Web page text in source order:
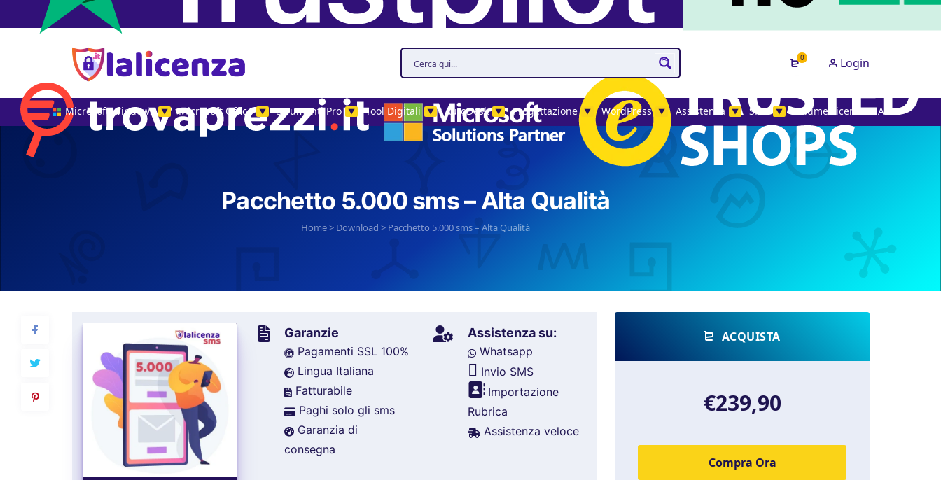
0 Login
Microsoft Windows ▼ Microsoft Office ▼ Strumenti Pro ▼ Tool Digitali ▼ AutoDesk ▼ Progettazione ▼ WordPress ▼ Assistenza ▼ SMS ▼ Volume License MAK
Pacchetto 5.000 sms – Alta Qualità
Home> Download > Pacchetto 5.000 sms – Alta Qualità
Garanzie
Pagamenti SSL 100%
Lingua Italiana
Fatturabile
Paghi solo gli sms
Garanzia di
consegna
Assistenza su:
Whatsapp
Invio SMS
Importazione
Rubrica
Assistenza veloce
ACQUISTA
€239,90
Compra Ora